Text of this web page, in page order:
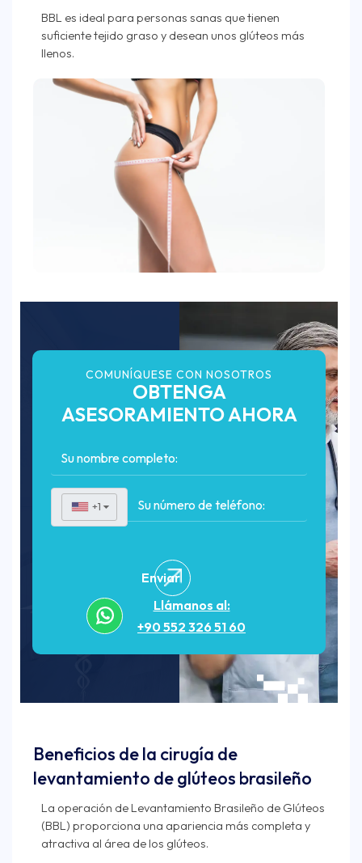
BBL es ideal para personas sanas que tienen
suficiente tejido graso y desean unos glúteos más
llenos.
COMUNÍQUESE CON NOSOTROS
OBTENGA
ASESORAMIENTO AHORA
+1 ▼
Enviar
Llámanos al:
+90 552 326 51 60
Beneficios de la cirugía de
levantamiento de glúteos brasileño
La operación de Levantamiento Brasileño de Glúteos
(BBL) proporciona una apariencia más completa y
atractiva al área de los glúteos.